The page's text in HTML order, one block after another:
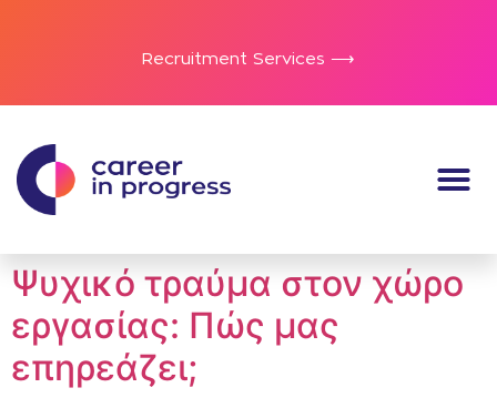
Recruitment Services ⟶
Ψυχικό τραύμα στον χώρο
εργασίας: Πώς μας
επηρεάζει;